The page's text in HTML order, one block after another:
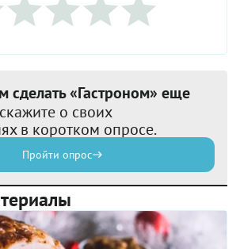
сделать «Гастроном» еще
о своих
в коротком опросе.
Пройти опрос